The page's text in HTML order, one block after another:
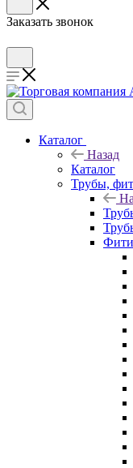
Заказать звонок
Каталог
Назад
Каталог
Трубы,